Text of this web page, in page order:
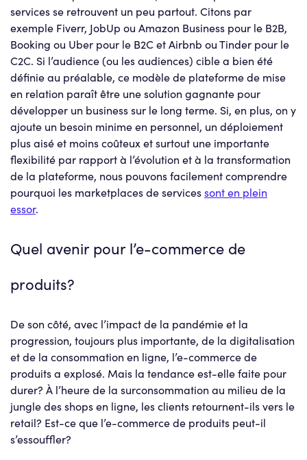
services se retrouvent un peu partout. Citons par
exemple Fiverr, JobUp ou Amazon Business pour le B2B,
Booking ou Uber pour le B2C et Airbnb ou Tinder pour le
C2C. Si l’audience (ou les audiences) cible a bien été
définie au préalable, ce modèle de plateforme de mise
en relation paraît être une solution gagnante pour
développer un business sur le long terme. Si, en plus, on y
ajoute un besoin minime en personnel, un déploiement
plus aisé et moins coûteux et surtout une importante
flexibilité par rapport à l’évolution et à la transformation
de la plateforme, nous pouvons facilement comprendre
pourquoi les marketplaces de servicessont en plein
essor.
Quel avenir pour l’e-commerce de
produits?
De son côté, avec l’impact de la pandémie et la
progression, toujours plus importante, de la digitalisation
et de la consommation en ligne, l’e-commerce de
produits a explosé. Mais la tendance est-elle faite pour
durer? À l’heure de la surconsommation au milieu de la
jungle des shops en ligne, les clients retournent-ils vers le
retail? Est-ce que l’e-commerce de produits peut-il
s’essouffler?